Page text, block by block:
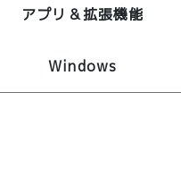
アプリ＆拡張機能
Windows